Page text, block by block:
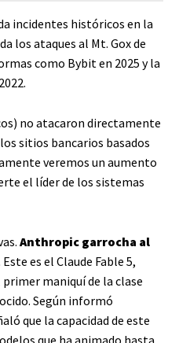
incidentes históricos en la
los ataques al Mt. Gox de
como Bybit en 2025 y la
no atacaron directamente
sitios bancarios basados
veremos un aumento
el líder de los sistemas
Anthropic garrocha al
Este es el Claude Fable 5,
primer maniquí de la clase
Según informó
que la capacidad de este
que ha animado hasta